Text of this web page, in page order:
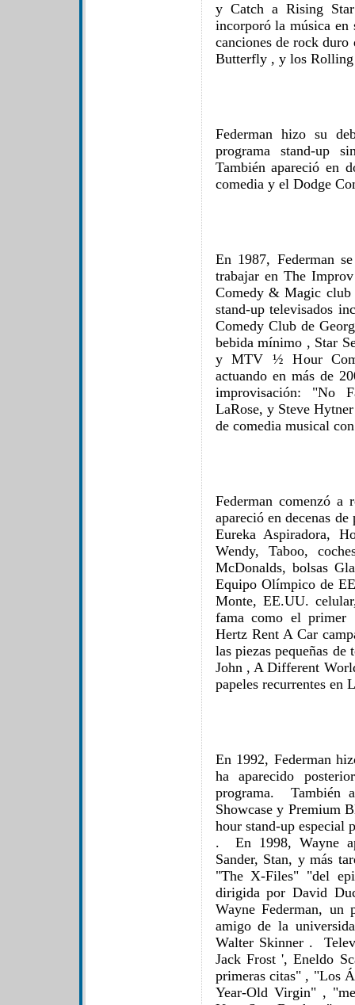
y Catch a Rising
incorporó la música
canciones de rock
Butterfly , y los Rolling
Federman hizo su
programa stand-up
También apareció en
comedia y el Dodge
En 1987, Federman
trabajar en The
Comedy & Magic club
stand-up televisados
Comedy Club de
bebida mínimo , Star
y MTV ½ Hour
actuando en más de
improvisación: "No
LaRose, y Steve
de comedia musical
Federman comenzó a
apareció en decenas
Eureka Aspiradora,
Wendy, Taboo,
McDonalds, bolsas
Equipo Olímpico de
Monte, EE.UU.
fama como el primer
Hertz Rent A Car
las piezas pequeñas
John , A Different
papeles recurrentes
En 1992, Federman
ha aparecido
programa. También
Showcase y Premium
hour stand-up especial
. En 1998, Wayne
Sander, Stan, y más
"The X-Files" "del
dirigida por David
Wayne Federman,
amigo de la
Walter Skinner .
Jack Frost ', Eneldo
primeras citas" , "Los
Year-Old Virgin" ,